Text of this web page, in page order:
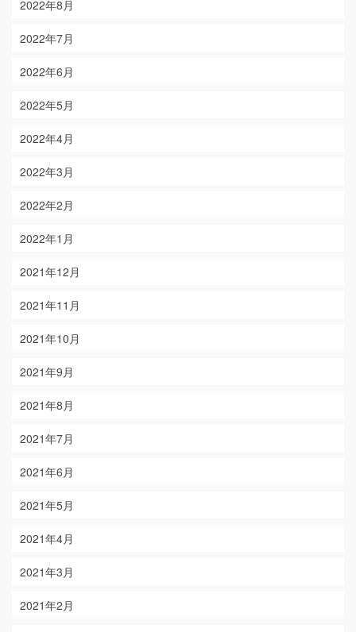
2022年8月
2022年7月
2022年6月
2022年5月
2022年4月
2022年3月
2022年2月
2022年1月
2021年12月
2021年11月
2021年10月
2021年9月
2021年8月
2021年7月
2021年6月
2021年5月
2021年4月
2021年3月
2021年2月